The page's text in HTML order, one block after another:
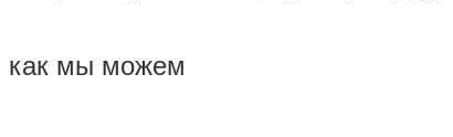
как мы можем